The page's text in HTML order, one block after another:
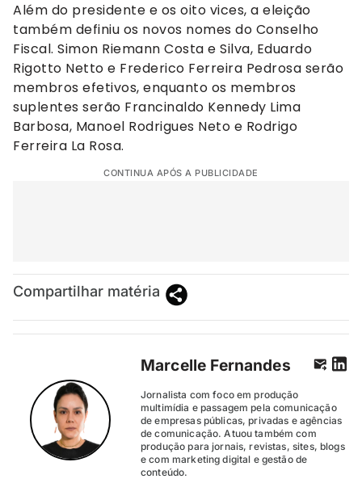
Além do presidente e os oito vices, a eleição
também definiu os novos nomes do Conselho
Fiscal. Simon Riemann Costa e Silva, Eduardo
Rigotto Netto e Frederico Ferreira Pedrosa serão
membros efetivos, enquanto os membros
suplentes serão Francinaldo Kennedy Lima
Barbosa, Manoel Rodrigues Neto e Rodrigo
Ferreira La Rosa.
CONTINUA APÓS A PUBLICIDADE
Compartilhar matéria
Marcelle Fernandes
Jornalista com foco em produção
multimídia e passagem pela comunicação
de empresas públicas, privadas e agências
de comunicação. Atuou também com
produção para jornais, revistas, sites, blogs
e com marketing digital e gestão de
conteúdo.